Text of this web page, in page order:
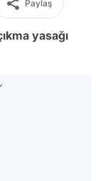
Paylaş
yasağı